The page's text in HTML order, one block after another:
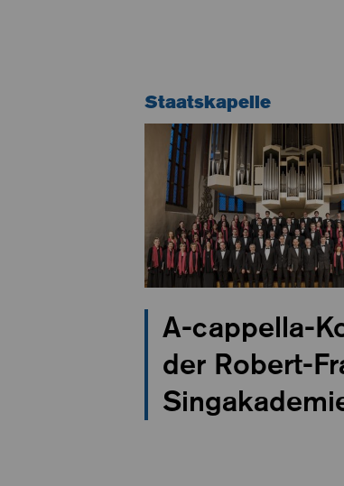
Staatskapelle
A-cappella-
der Robert-